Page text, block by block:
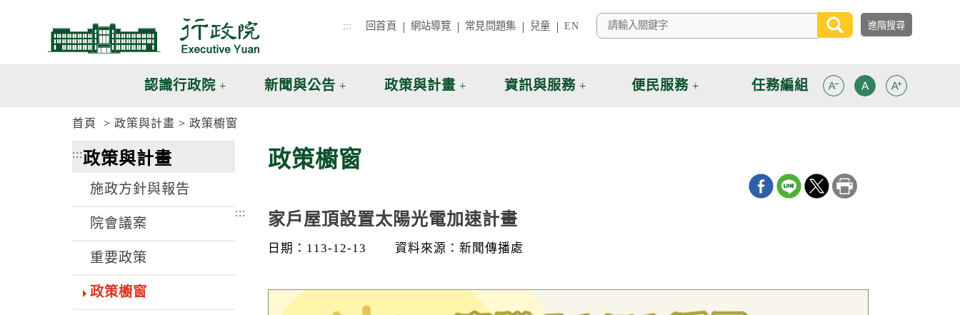
::: 回首頁 網站導覽 常見問題集 兒童 EN
認識行政院 新聞與公告 政策與計畫 資訊與服務 便民服務 任務編組
首頁 政策與計畫 政策櫥窗
:::政策與計畫
施政方針與報告
院會議案
重要政策
政策櫥窗
政策櫥窗
::: 家戶屋頂設置太陽光電加速計畫
日期：113-12-13 資料來源：新聞傳播處